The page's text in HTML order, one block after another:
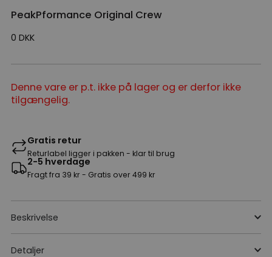
PeakPformance Original Crew
0 DKK
Denne vare er p.t. ikke på lager og er derfor ikke
tilgængelig.
Gratis retur
Returlabel ligger i pakken - klar til brug
2-5 hverdage
Fragt fra 39 kr - Gratis over 499 kr
Beskrivelse
Detaljer